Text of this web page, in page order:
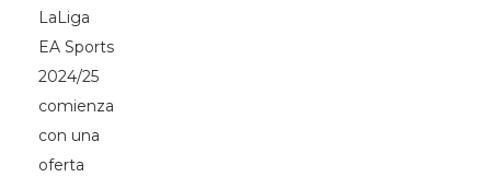
LaLiga
EA Sports
2024/25
comienza
con una
oferta